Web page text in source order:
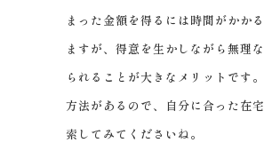
まった金額を得るには時間がかか
ますが、得意を生かしながら無理
られることが大きなメリットです
方法があるので、自分に合った在
索してみてくださいね。